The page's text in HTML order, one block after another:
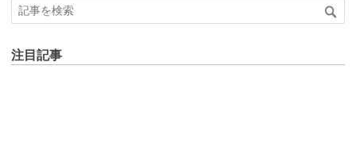
注目記事